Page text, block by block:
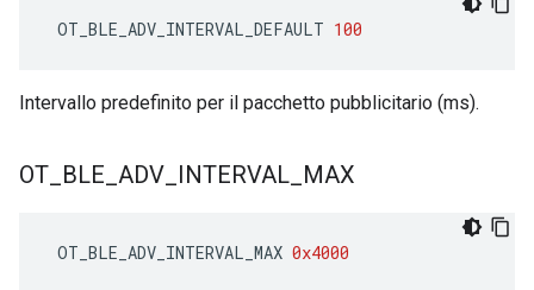
OT_BLE_ADV_INTERVAL_DEFAULT 100
Intervallo predefinito per il pacchetto pubblicitario (ms).
OT BLE ADV INTERVAL MAX
OT_BLE_ADV_INTERVAL_MAX 0x4000